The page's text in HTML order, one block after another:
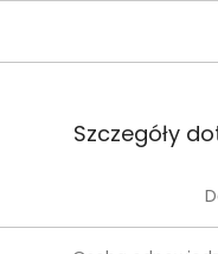
Szczegóły